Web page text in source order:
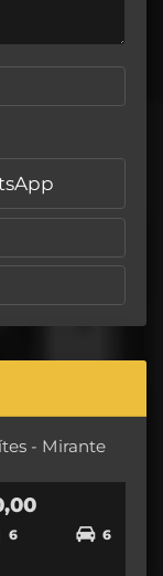
- Mirante
6 6